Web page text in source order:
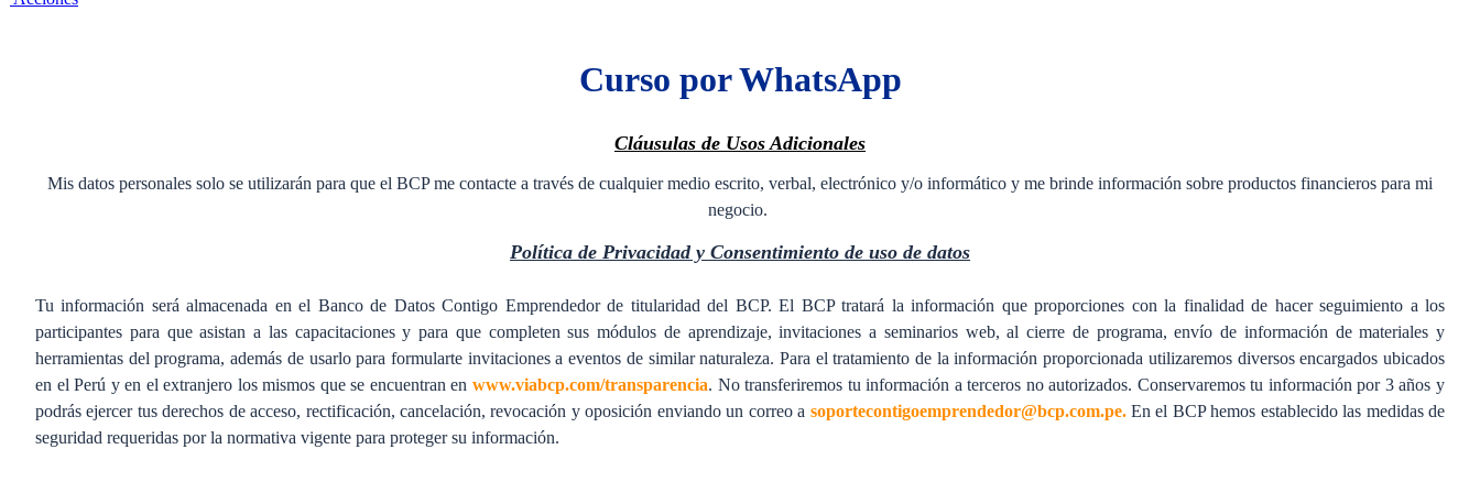
Curso por WhatsApp
Cláusulas de Usos Adicionales
Mis datos personales solo se utilizarán para que el BCP me contacte a través de cualquier medio escrito, verbal, electrónico y/o informático y me brinde información sobre productos financieros para mi
negocio.
Política de Privacidad y Consentimiento de uso de datos
Tu información será almacenada en el Banco de Datos Contigo Emprendedor de titularidad del BCP. El BCP tratará la información que proporciones con la finalidad de hacer seguimiento a los
participantes para que asistan a las capacitaciones y para que completen sus módulos de aprendizaje, invitaciones a seminarios web, al cierre de programa, envío de información de materiales y
herramientas del programa, además de usarlo para formularte invitaciones a eventos de similar naturaleza. Para el tratamiento de la información proporcionada utilizaremos diversos encargados ubicados
en el Perú y en el extranjero los mismos que se encuentran en www.viabcp.com/transparencia. No transferiremos tu información a terceros no autorizados. Conservaremos tu información por 3 años y
podrás ejercer tus derechos de acceso, rectificación, cancelación, revocación y oposición enviando un correo a soportecontigoemprendedor@bcp.com.pe. En el BCP hemos establecido las medidas de
seguridad requeridas por la normativa vigente para proteger su información.